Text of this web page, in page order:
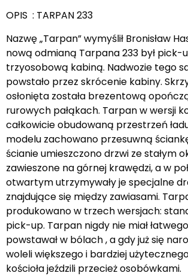
OPIS : TARPAN 233
Nazwę „Tarpan” wymyślił Bronisław
nową odmianą Tarpana 233 był pick-
trzyosobową kabiną. Nadwozie tego
powstało przez skrócenie kabiny.
osłonięta została brezentową
rurowych pałąkach. Tarpan w wersji
całkowicie obudowaną przestrzeń
modelu zachowano przesuwną
ścianie umieszczono drzwi ze stałym
zawieszone na górnej krawędzi, a w
otwartym utrzymywały je specjalne
znajdujące się między zawiasami.
produkowano w trzech wersjach:
pick-up. Tarpan nigdy nie miał
powstawał w bólach , a gdy już się
woleli większego i bardziej
kościoła jeździli przecież osobówkami.